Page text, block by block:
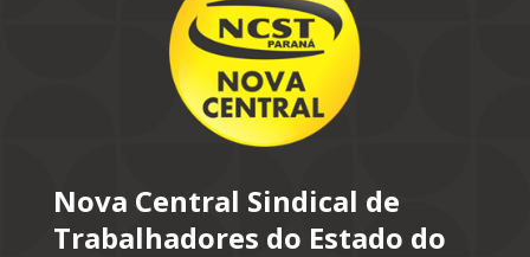
Nova Central Sindical de
Trabalhadores do Estado do